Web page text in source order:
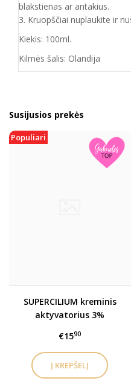
blakstienas ar antakius.
3. Kruopščiai nuplaukite ir
Kiekis: 100ml.
Kilmės šalis: Olandija
Susijusios prekės
Populiari
SUPERCILIUM kreminis
aktyvatorius 3%
€1590